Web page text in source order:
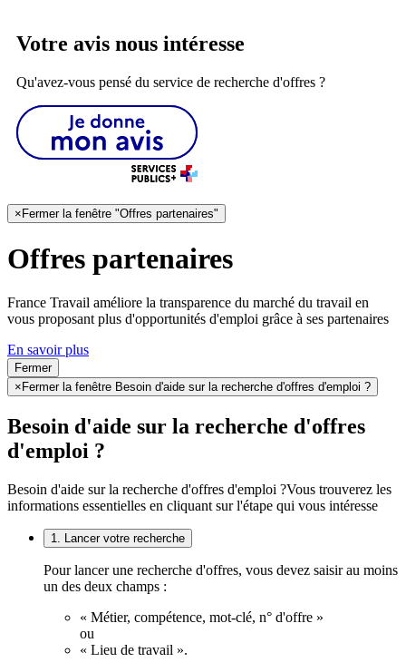
Votre avis nous intéresse
Qu'avez-vous pensé du service de recherche d'offres ?
×Fermer la fenêtre "Offres partenaires"
Offres partenaires
France Travail améliore la transparence du marché du travail en
vous proposant plus d'opportunités d'emploi grâce à ses partenaires
En savoir plus
Fermer
× Fermer la fenêtre Besoin d'aide sur la recherche d'offres d'emploi ?
Besoin d'aide sur la recherche d'offres
d'emploi ?
Besoin d'aide sur la recherche d'offres d'emploi ?Vous trouverez les
informations essentielles en cliquant sur l'étape qui vous intéresse
1. Lancer votre recherche
Pour lancer une recherche d'offres, vous devez saisir au moins
un des deux champs :
« Métier, compétence, mot-clé, n° d'offre »
ou
« Lieu de travail ».